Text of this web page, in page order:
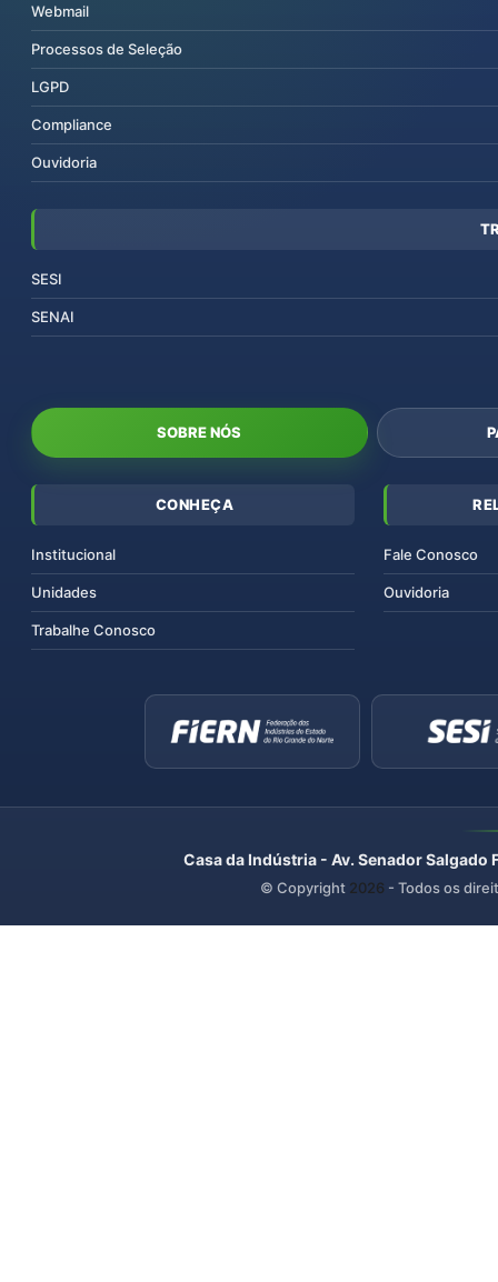
Webmail
Processos de Seleção
LGPD
Compliance
Ouvidoria
SESI
SENAI
SOBRE NÓS
CONHEÇA
Institucional
Unidades
Trabalhe Conosco
Fale Conosco
Ouvidoria
Casa da Indústria - Av. Senador
© Copyright 2026 - Todos os